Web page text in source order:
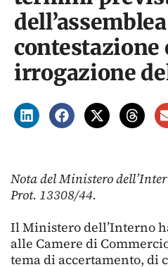
contestazione
irrogazione
Nota del Ministero
Prot. 13308/44.
Il Ministero dell’Interno
alle Camere di
tema di accertamento, di